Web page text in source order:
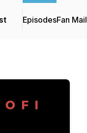
EpisodesFan Mail